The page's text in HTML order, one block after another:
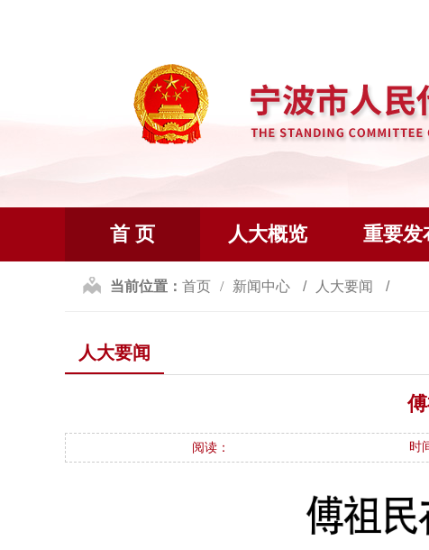
首 页 人大概览 重要发
当前位置： 首页 新闻中心 人大要闻
人大要闻
阅读： 时